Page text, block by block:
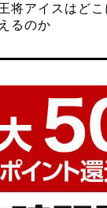
将アイスはど
るのか